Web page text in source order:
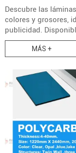
Descubre las
colores y grosores,
publicidad.
y CNC.
MÁS +